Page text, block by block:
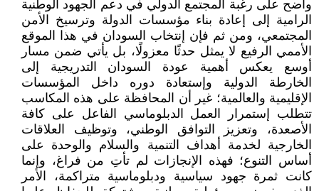
واضح على رغبة المجتمع الدولي في دعم الجهود الوطنية
الرامية إلى إعادة بناء مؤسسات الدولة وترسيخ الأمن
المجتمعي، ومن ثم فإن إنتخاب السودان في هذا الموقع
الأممي الرفيع لا يمثل حدثًا معزولًا، بل يأتي ضمن مسار
أوسع يعكس أهمية عودة السودان التدريجية إلى
الخارطة الدولية وإستعادة دوره داخل المؤسسات
الإقليمية والعالمية؛ غير أن المحافظة على هذه المكاسب
تتطلب إستمرار العمل الدبلوماسي الفاعل على كافة
الأصعدة، وتعزيز التوافق الوطني، وتوظيف العلاقات
الخارجية لخدمة أهداف التنمية والسلام والوحدة على
أساس التنوع؛ فهذه الإنجازات لم تأتِ من فراغ، وإنما
كانت ثمرة جهود سياسية ودبلوماسية متراكمة، الأمر